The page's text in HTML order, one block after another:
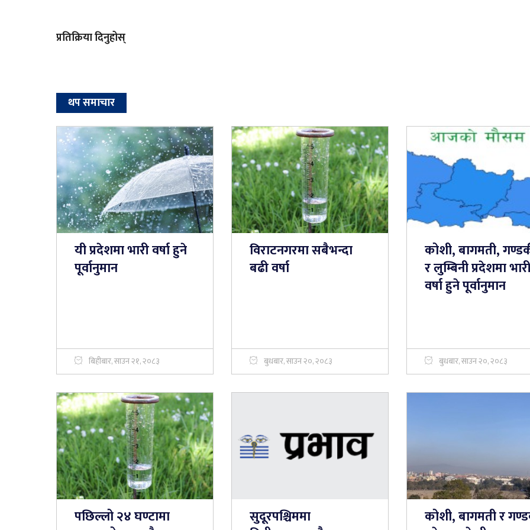
प्रतिक्रिया दिनुहोस्
थप समाचार
यी प्रदेशमा भारी वर्षा हुने
पूर्वानुमान
बिहीबार, साउन २१, २०८३
विराटनगरमा सबैभन्दा
बढी वर्षा
बुधबार, साउन २०, २०८३
कोशी, बागमती,
र लुम्बिनी प्रदेशमा
वर्षा हुने पूर्वानुमान
बुधबार, साउन २०, २०८३
पछिल्लो २४ घण्टामा
सुदूरपश्चिममा
कोशी, बागमती र